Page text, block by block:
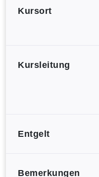
Kursort
Kursleitung
Entgelt
Bemerkungen